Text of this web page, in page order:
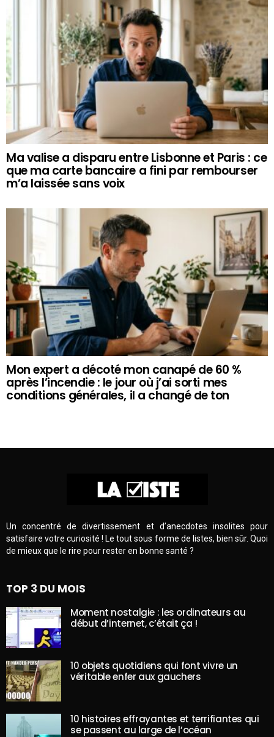
Ma valise a disparu entre Lisbonne et Paris : ce
que ma carte bancaire a fini par rembourser
m’a laissée sans voix
Mon expert a décoté mon canapé de 60 %
après l’incendie : le jour où j’ai sorti mes
conditions générales, il a changé de ton
Un concentré de divertissement et d’anecdotes insolites pour
satisfaire votre curiosité ! Le tout sous forme de listes, bien sûr. Quoi
de mieux que le rire pour rester en bonne santé ?
TOP 3 DU MOIS
Moment nostalgie : les ordinateurs au
début d’internet, c’était ça !
10 objets quotidiens qui font vivre un
véritable enfer aux gauchers
10 histoires effrayantes et terrifiantes qui
se passent au large de l’océan